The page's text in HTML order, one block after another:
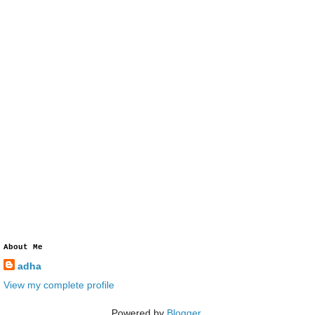
About Me
adha
View my complete profile
Powered by Blogger.